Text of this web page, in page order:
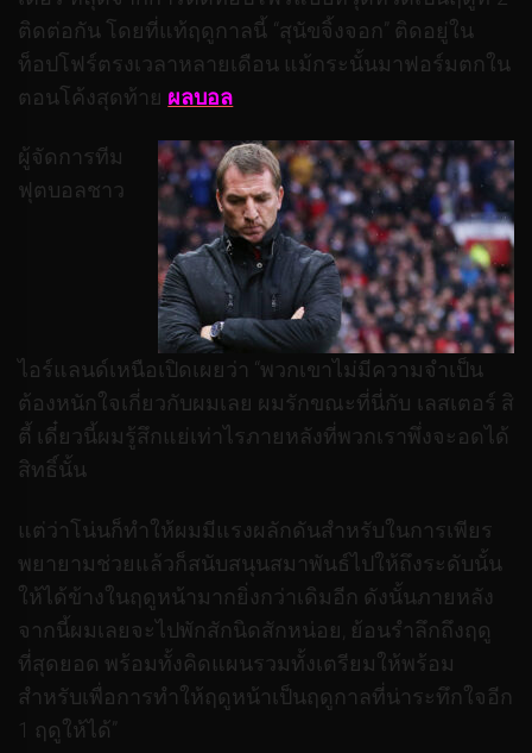
ติดต่อกัน โดยที่แท้ฤดูกาลนี้ “สุนัขจิ้งจอก” ติดอยู่ใน
ท็อปโฟร์ตรงเวลาหลายเดือน แม้กระนั้นมาฟอร์มตกใน
ตอนโค้งสุดท้าย ผลบอล
ผู้จัดการทีม
ฟุตบอลชาว
ไอร์แลนด์เหนือเปิดเผยว่า “พวกเขาไม่มีความจำเป็น
ต้องหนักใจเกี่ยวกับผมเลย ผมรักขณะที่นี่กับ เลสเตอร์ สิ
ตี้ เดี๋ยวนี้ผมรู้สึกแย่เท่าไรภายหลังที่พวกเราพึ่งจะอดได้
สิทธิ์นั้น
แต่ว่าโน่นก็ทำให้ผมมีแรงผลักดันสำหรับในการเพียร
พยายามช่วยแล้วก็สนับสนุนสมาพันธ์ไปให้ถึงระดับนั้น
ให้ได้ข้างในฤดูหน้ามากยิ่งกว่าเดิมอีก ดังนั้นภายหลัง
จากนี้ผมเลยจะไปพักสักนิดสักหน่อย, ย้อนรำลึกถึงฤดู
ที่สุดยอด พร้อมทั้งคิดแผนรวมทั้งเตรียมให้พร้อม
สำหรับเพื่อการทำให้ฤดูหน้าเป็นฤดูกาลที่น่าระทึกใจอีก
1 ฤดูให้ได้”